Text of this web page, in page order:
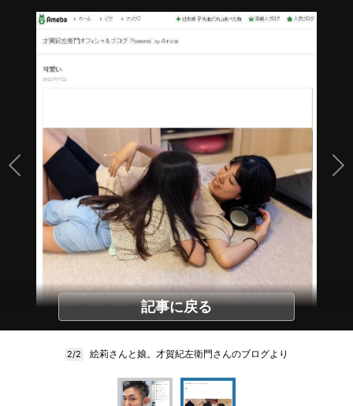
記事に戻る
2/2 絵莉さんと娘。才賀紀左衛門さんのブログより